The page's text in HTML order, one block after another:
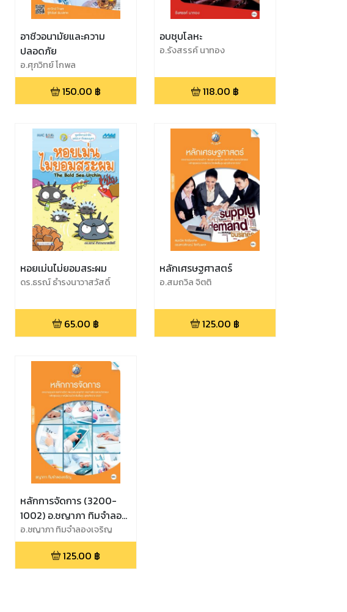
อาชีวอนามัยและความ
ปลอดภัย
อ.ศุภวิทย์ โกพล
150.00 ฿
อบชุบโลหะ
อ.รังสรรค์ นาทอง
118.00 ฿
หอยเม่นไม่ยอมสระผม
ดร.ธรณ์ ธำรงนาวาสวัสดิ์
65.00 ฿
หลักเศรษฐศาสตร์
อ.สมถวิล จิตติ
มงคล
125.00 ฿
หลักการจัดการ (3200-
1002) อ.ชญาภา ทิมจำลอง
เจริญ
อ.ชญาภา ทิมจำลองเจริญ
125.00 ฿